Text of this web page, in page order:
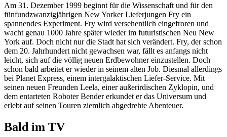
Am 31. Dezember 1999 beginnt für die Wissenschaft und für den
fünfundzwanzigjährigen New Yorker Lieferjungen Fry ein
spannendes Experiment. Fry wird versehentlich eingefroren und
wacht genau 1000 Jahre später wieder im futuristischen Neu New
York auf. Doch nicht nur die Stadt hat sich verändert. Fry, der schon
dem 20. Jahrhundert nicht gewachsen war, fällt es anfangs nicht
leicht, sich auf die völlig neuen Erdbewohner einzustellen. Doch
schon bald arbeitet er wieder in seinem alten Job. Diesmal allerdings
bei Planet Express, einem intergalaktischen Liefer-Service. Mit
seinen neuen Freunden Leela, einer außerirdischen Zyklopin, und
dem entarteten Roboter Bender erkundet er das Universum und
erlebt auf seinen Touren ziemlich abgedrehte Abenteuer.
Bald im TV